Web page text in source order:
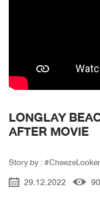
LONGLAY
AFTER MOVIE
Story by :
29.12.2022